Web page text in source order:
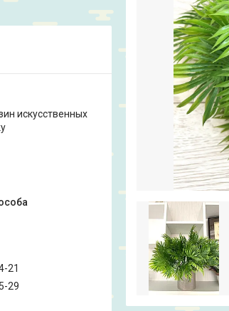
искусственных
21
29